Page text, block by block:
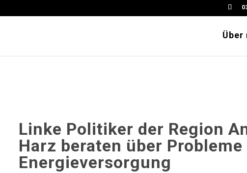
Über
Linke Politiker der Region
Harz beraten über Probleme
Energieversorgung